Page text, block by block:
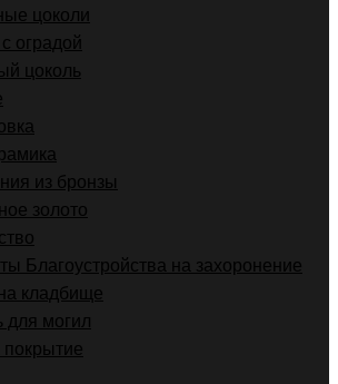
цоколи
оградой
цоколь
из бронзы
золото
Благоустройства на захоронение
кладбище
могил